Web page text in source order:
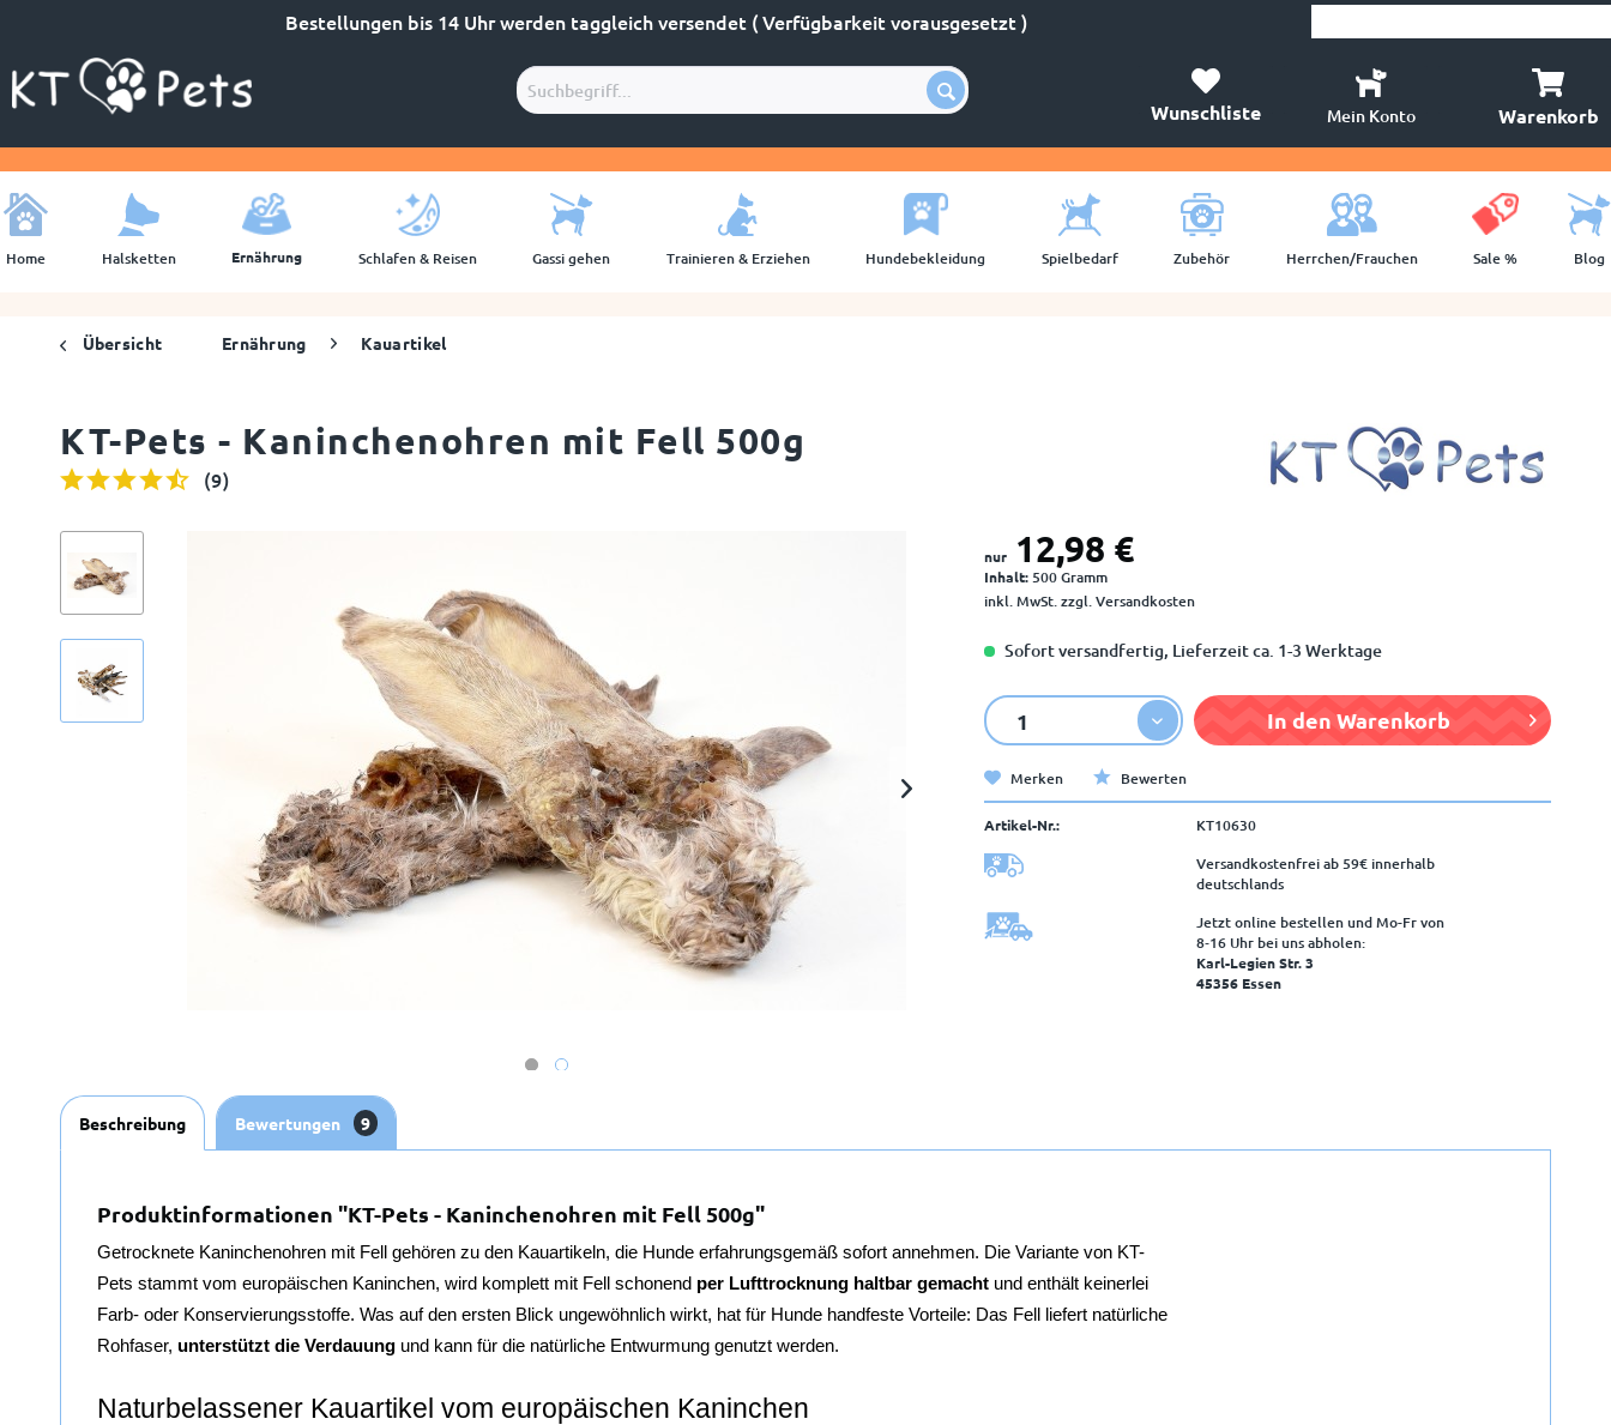
Bestellungen bis 14 Uhr werden taggleich versendet ( Verfügbarkeit vorausgesetzt )
Wunschliste Mein Konto Warenkorb
Home Halsketten Ernährung Schlafen & Reisen Gassi gehen Trainieren & Erziehen Hundebekleidung Spielbedarf Zubehör Herrchen/Frauchen Sale % Blog
Übersicht Ernährung Kauartikel
KT-Pets - Kaninchenohren mit Fell 500g
(9)
nur 12,98 €
Inhalt: 500 Gramm
inkl. MwSt.zzgl. Versandkosten
Sofort versandfertig, Lieferzeit ca. 1-3 Werktage
In den Warenkorb
Merken Bewerten
Artikel-Nr.:
KT10630
Versandkostenfrei ab 59€ innerhalb
deutschlands
Jetzt online bestellen und Mo-Fr von
8‑16 Uhr bei uns abholen:
Karl-Legien Str. 3
45356 Essen
Beschreibung Bewertungen 9
Produktinformationen "KT-Pets - Kaninchenohren mit Fell 500g"
Getrocknete Kaninchenohren mit Fell gehören zu den Kauartikeln, die Hunde erfahrungsgemäß sofort annehmen. Die Variante von KT-
Pets stammt vom europäischen Kaninchen, wird komplett mit Fell schonend per Lufttrocknung haltbar gemacht und enthält keinerlei
Farb- oder Konservierungsstoffe. Was auf den ersten Blick ungewöhnlich wirkt, hat für Hunde handfeste Vorteile: Das Fell liefert natürliche
Rohfaser, unterstützt die Verdauung und kann für die natürliche Entwurmung genutzt werden.
Naturbelassener Kauartikel vom europäischen Kaninchen